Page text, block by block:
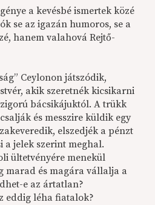
a kevésbé ismertek közé
se az igazán humoros, se a
hanem valahová Rejtő-
Ceylonon játszódik,
akik szeretnék kicsikarni
bácsikájuktól. A trükk
és messzire küldik egy
elszedjék a pénzt
a jelek szerint meghal.
ültetvényére menekül
marad és magára vállalja a
e az ártatlan?
eddig léha fiatalok?